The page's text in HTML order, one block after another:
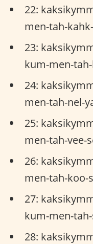
22:
men-tah-
23:
kum-men-
24:
men-tah-nel-
25:
men-tah-vee-
26:
men-tah-koo-
27:
kum-men-
28: